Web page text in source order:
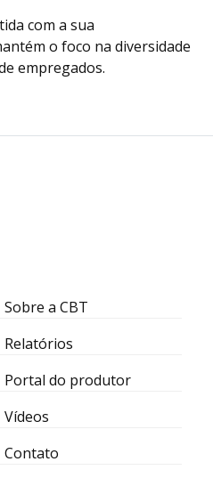
com a sua
o foco na diversidade
empregados.
Sobre a CBT
Relatórios
Portal do produtor
Vídeos
Contato